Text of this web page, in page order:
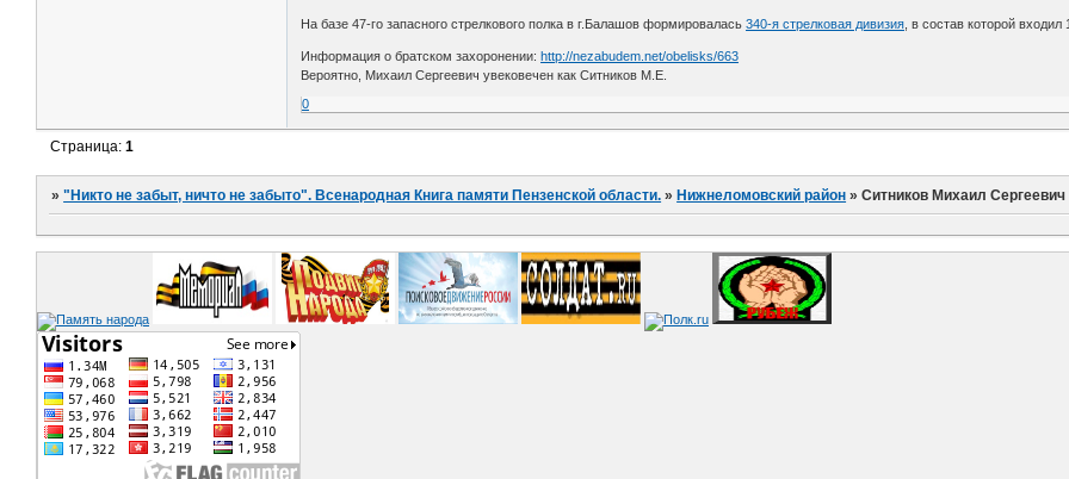
На базе 47-го запасного стрелкового полка в г.Балашов формировалась340-я стрелковая дивизия , в состав которой
Информация о братском захоронении:http://nezabudem.net/obelisks/663
Вероятно, Михаил Сергеевич увековечен как Ситников М.Е.
0
Страница:1
»"Никто не забыт, ничто не забыто". Всенародная Книга памяти Пензенской области. » Нижнеломовский район »Ситников Михаил Сергеевич